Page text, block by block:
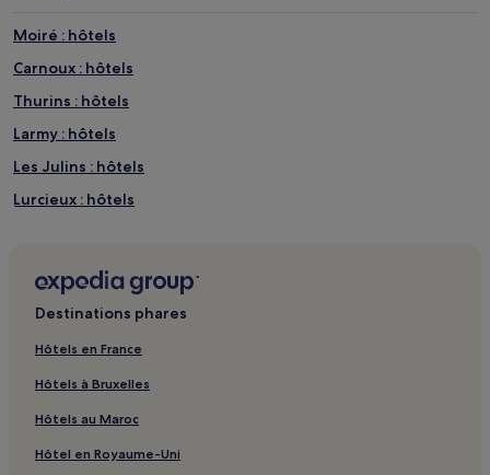
Moiré : hôtels
Carnoux : hôtels
Thurins : hôtels
Larmy : hôtels
Les Julins : hôtels
Lurcieux : hôtels
Ville-Sur-Jarnioux : hôtels à proximité
Amphithéâtre des Trois Gaules : hôtels à proximité
Le Breuil : hôtels
Gare de Dardilly-les-Mouilles : hôtels à proximité
Destinations phares
Hôtels en France
Hôtels à Bruxelles
Hôtels au Maroc
Hôtel en Royaume-Uni